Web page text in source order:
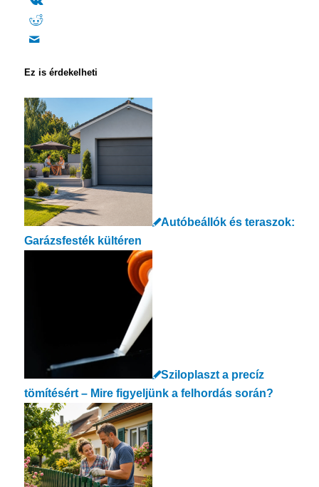
Ez is érdekelheti
Autóbeállók és teraszok:
Garázsfesték kültéren
Sziloplaszt a precíz
tömítésért – Mire figyeljünk a felhordás során?